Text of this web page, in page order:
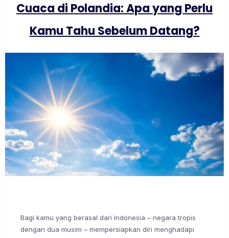
Cuaca di Polandia: Apa yang Perlu
Kamu Tahu Sebelum Datang?
Bagi kamu yang berasal dari Indonesia – negara tropis
dengan dua musim – mempersiapkan diri menghadapi